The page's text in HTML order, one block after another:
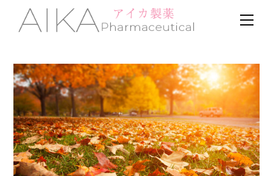
content